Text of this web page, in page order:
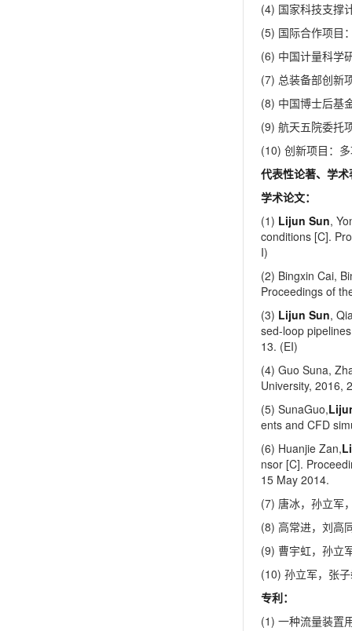
(4) 国家科技支撑
(5) 国际合作项目
(6) 中国计量科学
(7) 总装备部创新
(8) 中国博士后基
(9) 航天五院委托
(10) 创新项目：
代表性论著、学术
学术论文：
(1) Lijun Sun,
conditions [C].
I)
(2) Bingxin Cai,
Proceedings of
(3) Lijun Sun,
sed-loop
13. (EI)
(4) Guo Suna,
University, 2016,
(5) SunaGuo,
ents and CFD
(6) Huanjie Zan,
nsor [C].
15 May 2014.
(7) 唐冰，孙立军
(8) 高常进，刘高
(9) 曹宇虹，孙立
(10) 孙立军，张
专利：
(1) 一种流量装置